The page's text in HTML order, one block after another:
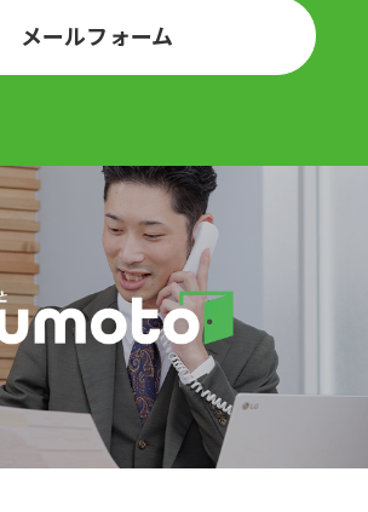
メールフォーム